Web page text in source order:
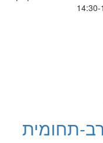
תחומית